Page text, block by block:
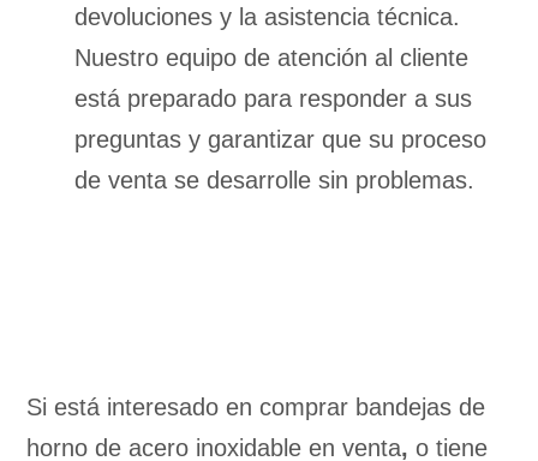
devoluciones y la asistencia técnica.
Nuestro equipo de atención al cliente
está preparado para responder a sus
preguntas y garantizar que su proceso
de venta se desarrolle sin problemas.
Si está interesado en comprar bandejas de
horno de acero inoxidable en venta, o tiene